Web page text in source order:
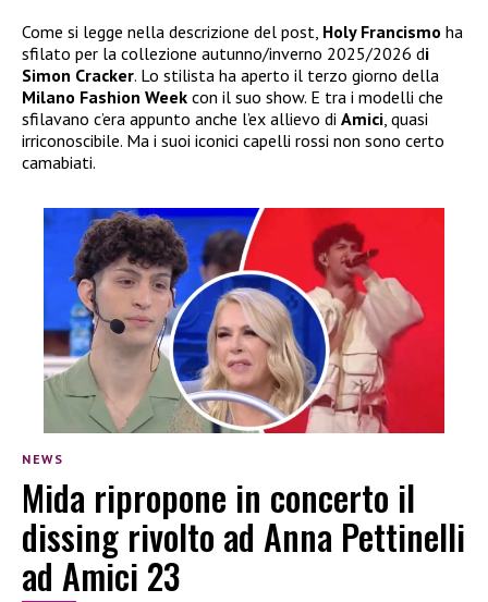
Come si legge nella descrizione del post, Holy Francismo ha
sfilato per la collezione autunno/inverno 2025/2026 di
Simon Cracker. Lo stilista ha aperto il terzo giorno della
Milano Fashion Week con il suo show. E tra i modelli che
sfilavano c’era appunto anche l’ex allievo di Amici, quasi
irriconoscibile. Ma i suoi iconici capelli rossi non sono certo
camabiati.
NEWS
Mida ripropone in concerto il
dissing rivolto ad Anna Pettinelli
ad Amici 23